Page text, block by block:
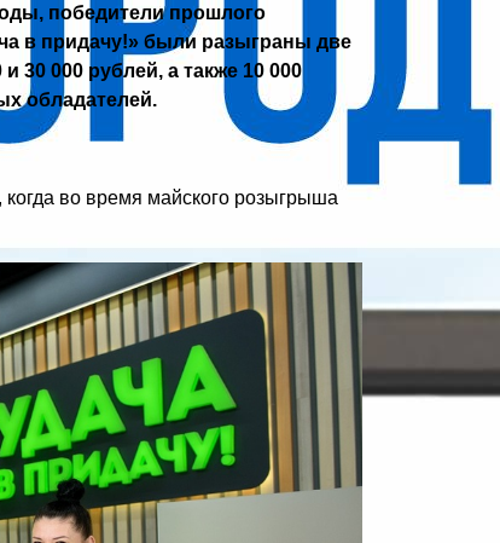
победители прошлого
в придачу!» были разыграны две
30 000 рублей, а также 10 000
обладателей.
во время майского розыгрыша